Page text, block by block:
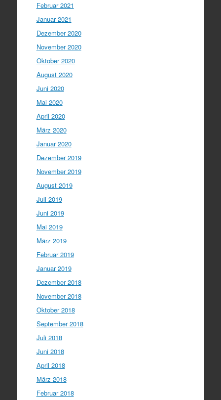
Februar 2021
Januar 2021
Dezember 2020
November 2020
Oktober 2020
August 2020
Juni 2020
Mai 2020
April 2020
März 2020
Januar 2020
Dezember 2019
November 2019
August 2019
Juli 2019
Juni 2019
Mai 2019
März 2019
Februar 2019
Januar 2019
Dezember 2018
November 2018
Oktober 2018
September 2018
Juli 2018
Juni 2018
April 2018
März 2018
Februar 2018